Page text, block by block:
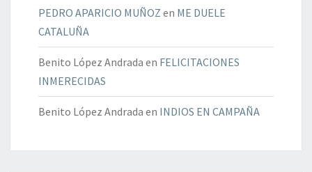
PEDRO APARICIO MUÑOZ en ME DUELE
CATALUÑA
Benito López Andrada en FELICITACIONES
INMERECIDAS
Benito López Andrada en INDIOS EN CAMPAÑA